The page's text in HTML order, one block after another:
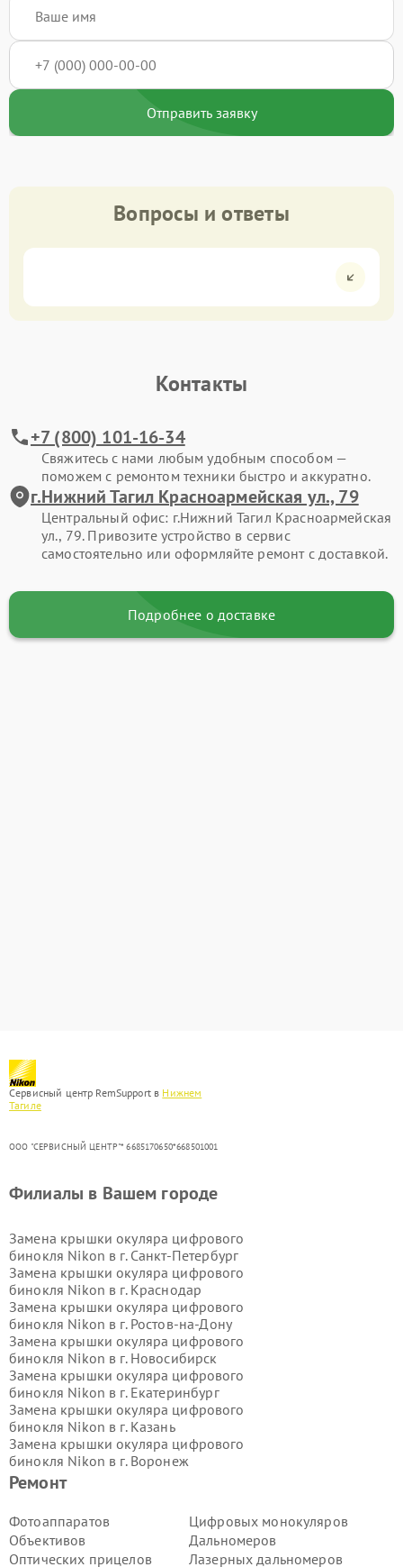
Отправить заявку
Вопросы и ответы
Контакты
+7 (800) 101-16-34
Свяжитесь с нами любым удобным способом —
поможем с ремонтом техники быстро и аккуратно.
г.Нижний Тагил Красноармейская ул., 79
Центральный офис: г.Нижний Тагил Красноармейская
ул., 79. Привозите устройство в сервис
самостоятельно или оформляйте ремонт с доставкой.
Подробнее о доставке
Сервисный центр RemSupport в Нижнем
Тагиле
ООО "СЕРВИСНЫЙ ЦЕНТР"* 6685170650*668501001
Ремонт
Фотоаппаратов
Объективов
Оптических прицелов
Цифровых монокуляров
Дальномеров
Лазерных дальномеров
Филиалы в Вашем городе
Замена крышки окуляра цифрового
бинокля Nikon в г. Санкт-Петербург
Замена крышки окуляра цифрового
бинокля Nikon в г. Краснодар
Замена крышки окуляра цифрового
бинокля Nikon в г. Ростов-на-Дону
Замена крышки окуляра цифрового
бинокля Nikon в г. Новосибирск
Замена крышки окуляра цифрового
бинокля Nikon в г. Екатеринбург
Замена крышки окуляра цифрового
бинокля Nikon в г. Казань
Замена крышки окуляра цифрового
бинокля Nikon в г. Воронеж
Замена крышки окуляра цифрового
Замена крышки окуляра цифрового
бинокля Nikon в г.
Замена крышки окуляра цифрового
бинокля Nikon в г.Пермь